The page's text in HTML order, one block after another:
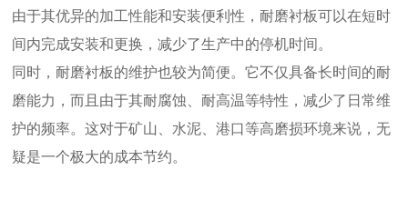
由于其优异的加工性能和安装便利性，耐磨衬板可以在短时
间内完成安装和更换，减少了生产中的停机时间。
同时，耐磨衬板的维护也较为简便。它不仅具备长时间的耐
磨能力，而且由于其耐腐蚀、耐高温等特性，减少了日常维
护的频率。这对于矿山、水泥、港口等高磨损环境来说，无
疑是一个极大的成本节约。